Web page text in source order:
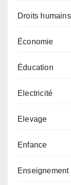
Droits humains
Économie
Éducation
Electricité
Elevage
Enfance